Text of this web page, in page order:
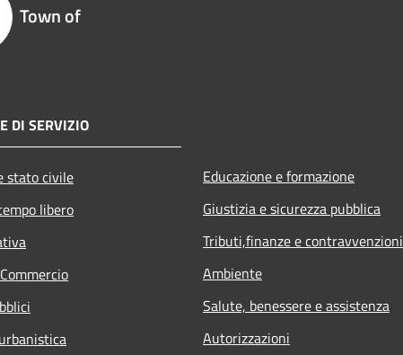
Town of
DI SERVIZIO
stato civile
libero
Educazione e formazione
Giustizia e sicurezza pubblica
Tributi,finanze e contravvenzioni
Ambiente
Salute, benessere e assistenza
Autorizzazioni